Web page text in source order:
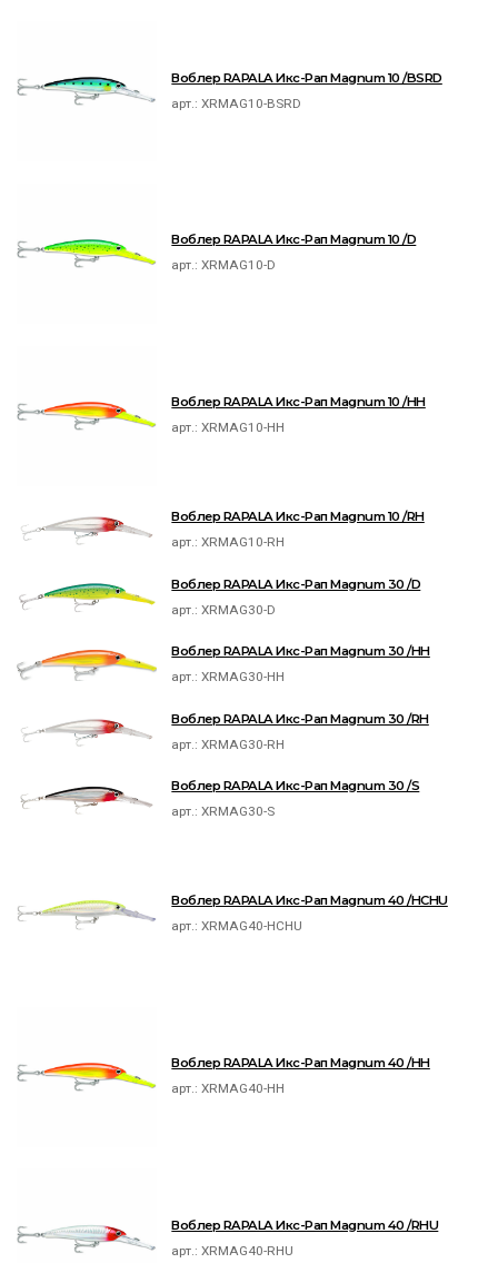
Воблер RAPALA Икс-Рап Magnum 10 /BSRD
арт.:XRMAG10-BSRD
Воблер RAPALA Икс-Рап Magnum 10 /D
арт.:XRMAG10-D
Воблер RAPALA Икс-Рап Magnum 10 /HH
арт.:XRMAG10-HH
Воблер RAPALA Икс-Рап Magnum 10 /RH
арт.:XRMAG10-RH
Воблер RAPALA Икс-Рап Magnum 30 /D
арт.:XRMAG30-D
Воблер RAPALA Икс-Рап Magnum 30 /HH
арт.:XRMAG30-HH
Воблер RAPALA Икс-Рап Magnum 30 /RH
арт.:XRMAG30-RH
Воблер RAPALA Икс-Рап Magnum 30 /S
арт.:XRMAG30-S
Воблер RAPALA Икс-Рап Magnum 40 /HCHU
арт.:XRMAG40-HCHU
Воблер RAPALA Икс-Рап Magnum 40 /HH
арт.:XRMAG40-HH
Воблер RAPALA Икс-Рап Magnum 40 /RHU
арт.:XRMAG40-RHU